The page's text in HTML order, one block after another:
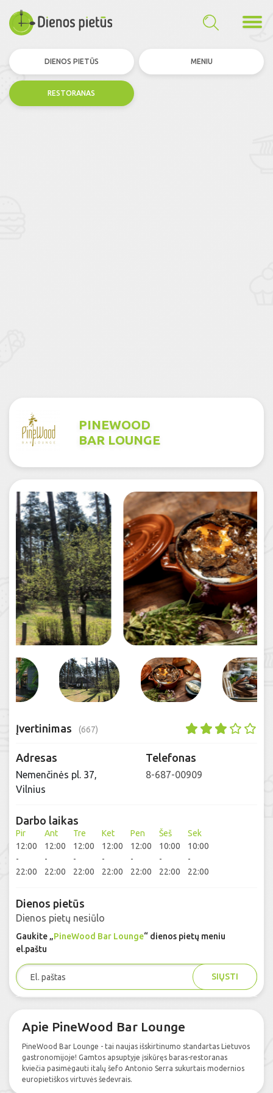
DIENOS PIETŪS MENIU
RESTORANAS
PINEWOOD
BAR LOUNGE
Įvertinimas (667)
Adresas
Nemenčinės pl. 37,
Vilnius
Telefonas
8-687-00909
Darbo laikas
Pir
12:00
-
22:00
Ant
12:00
-
22:00
Tre
12:00
-
22:00
Ket
12:00
-
22:00
Pen
12:00
-
22:00
Šeš
10:00
-
22:00
Sek
10:00
-
22:00
Dienos pietūs
Dienos pietų nesiūlo
Gaukite „PineWood Bar Lounge“ dienos pietų meniu
el.paštu
SIŲSTI
Apie PineWood Bar Lounge
PineWood Bar Lounge - tai naujas išskirtinumo standartas Lietuvos
gastronomijoje! Gamtos apsuptyje įsikūręs baras-restoranas
kviečia pasimėgauti italų šefo Antonio Serra sukurtais modernios
europietiškos virtuvės šedevrais.